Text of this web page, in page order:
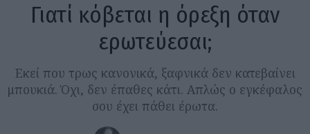
Γιατί κόβεται η όρεξη όταν
ερωτεύεσαι;
Εκεί που τρως κανονικά, ξαφνικά δεν κατεβαίνει
μπουκιά. Όχι, δεν έπαθες κάτι. Aπλώς ο εγκέφαλος
σου έχει πάθει έρωτα.